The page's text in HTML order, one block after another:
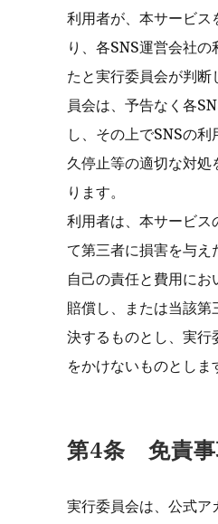
利用者が、本サービス
り、各SNS運営会社
たと実行委員会が判
員会は、予告なく各
し、その上でSNSの
久停止等の適切な対処
ります。
利用者は、本サービス
て第三者に損害を与え
自己の責任と費用にお
賠償し、または当該
決するものとし、実行
をかけないものとしま
第4条 免責
実行委員会は、公式ア